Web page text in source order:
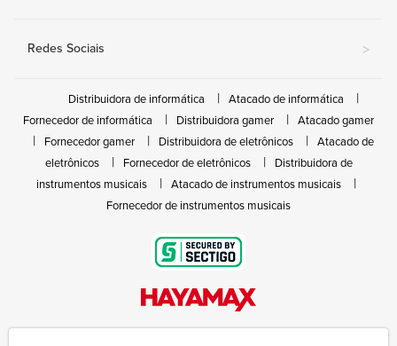
Redes Sociais >
Distribuidora de informática
Atacado de informática
Fornecedor de informática
Distribuidora gamer
Atacado gamer
Fornecedor gamer
Distribuidora de eletrônicos
Atacado de
eletrônicos
Fornecedor de eletrônicos
Distribuidora de
instrumentos musicais
Atacado de instrumentos musicais
Fornecedor de instrumentos musicais